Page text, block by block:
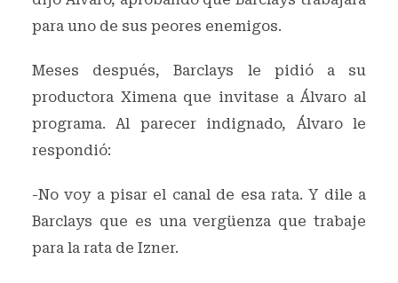
para uno de sus peores enemigos.
Meses después, Barclays le pidió a su
productora Ximena que invitase a Álvaro al
programa. Al parecer indignado, Álvaro le
respondió:
-No voy a pisar el canal de esa rata. Y dile a
Barclays que es una vergüenza que trabaje
para la rata de Izner.